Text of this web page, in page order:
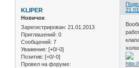
KLIPER
Новичок
Зарегистрирован: 21.01.2013
Приглашений: 0
Сообщений: 7
Уважение: [+0/-0]
Позитив: [+0/-0]
Провел на форуме: